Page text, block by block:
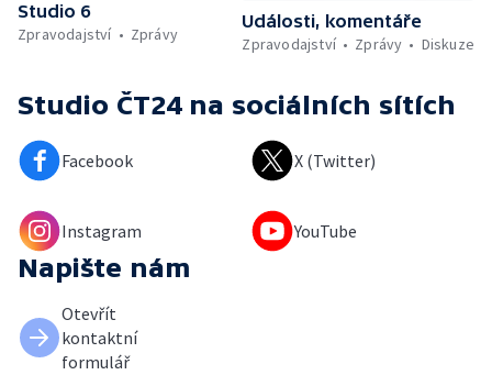
Studio 6
Zpravodajství
Zprávy
Události, komentáře
Zpravodajství
Zprávy Diskuze
Studio ČT24 na sociálních sítích
Facebook X (Twitter)
Instagram YouTube
Napište nám
Otevřít
kontaktní
formulář